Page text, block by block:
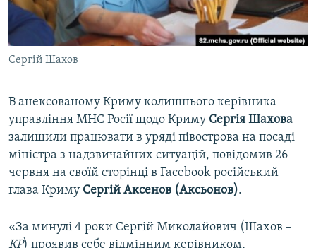
ВІДЕОУРОКИ «ELIFBE»
СВІДЧЕННЯ ОКУПАЦІЇ
УКРАЇНСЬКА ПРОБЛЕМА КРИМУ
Русский
Qırımtatar
Усі сайти RFE/RL
Сергій Шахов
В анексованому Криму колишнього керівника
управління МНС Росії щодо Криму Сергія Шахова
залишили працювати в уряді півострова на посаді
міністра з надзвичайних ситуацій, повідомив 26
червня на своїй сторінці в Facebook російський
глава Криму Сергій Аксенов (Аксьонов).
«За минулі 4 роки Сергій Миколайович (Шахов –
КР) проявив себе відмінним керівником,